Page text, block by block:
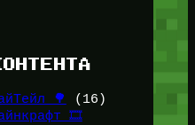
🌳
(16)
🎞️